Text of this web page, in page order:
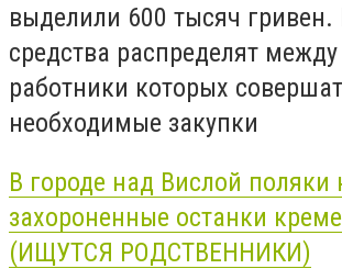
выделили 600 тысяч
средства распределят
работники которых совершат
необходимые закупки
В городе над Вислой поляки
захороненные останки
(ИЩУТСЯ РОДСТВЕННИКИ)